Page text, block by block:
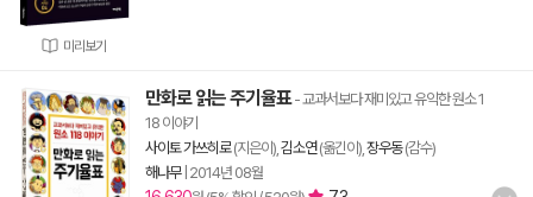
미리보기
만화로 읽는 주기율표- 교과서보다 재미있고 유익한 원소 1
18 이야기
사이토 가쓰히로(지은이), 김소연(옮긴이), 장우동(감수)
해나무| 2014년 08월